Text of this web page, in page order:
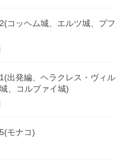
コッヘム城、エルツ城、プフ
出発編、ヘラクレス・ヴィル
、コルブァイ城)
モナコ)